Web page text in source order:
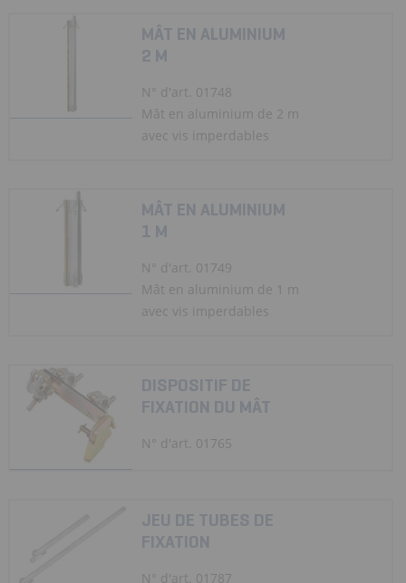
MÂT EN ALUMINIUM
2 M
N° d'art. 01748
Mât en aluminium de 2 m
avec vis imperdables
MÂT EN ALUMINIUM
1 M
N° d'art. 01749
Mât en aluminium de 1 m
avec vis imperdables
DISPOSITIF DE
FIXATION DU MÂT
N° d'art. 01765
JEU DE TUBES DE
FIXATION
N° d'art. 01787